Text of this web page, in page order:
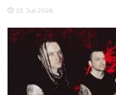
23. Juli 2026